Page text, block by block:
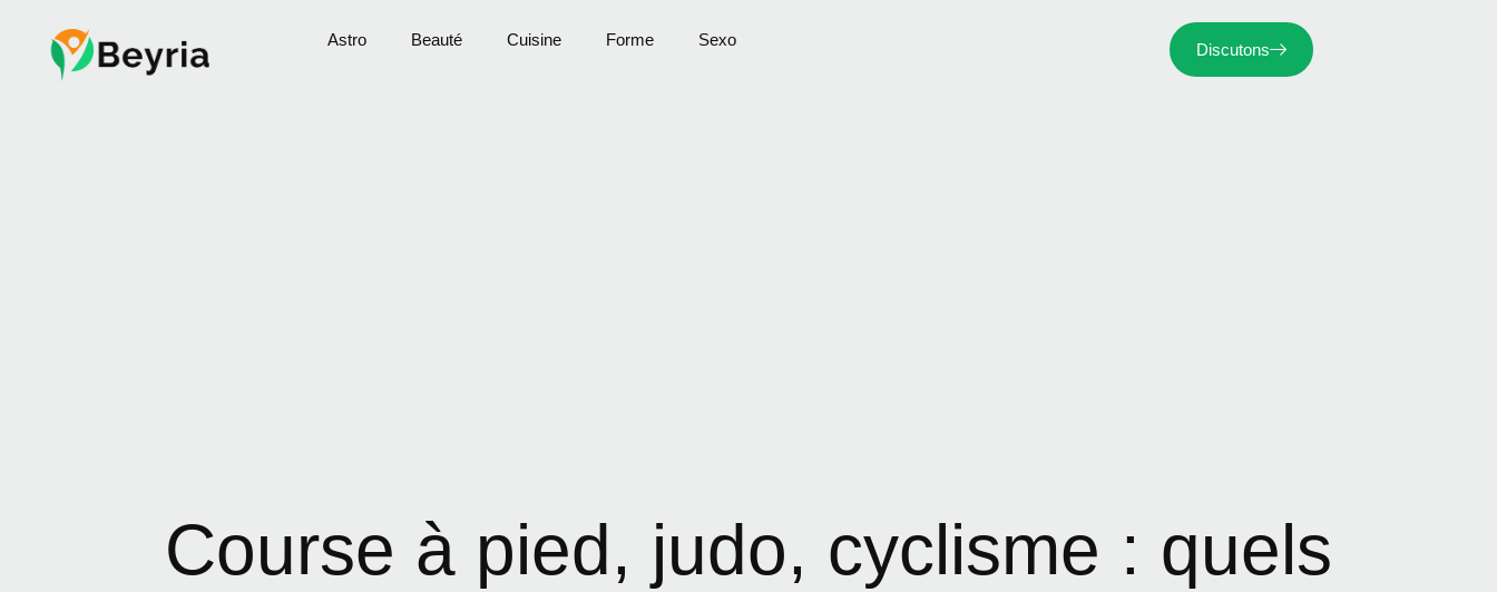
Astro Beauté Cuisine Forme Sexo
Discutons
Course à pied, judo, cyclisme : quels